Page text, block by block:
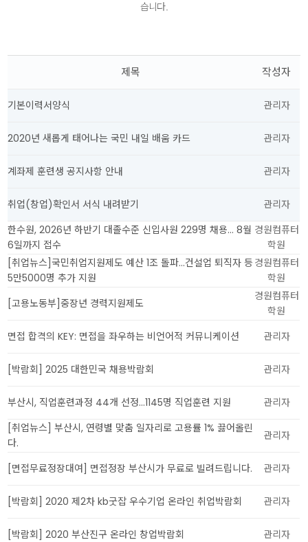
습니다.
제목 작성자
기본이력서양식 관리자
2020년 새롭게 태어나는 국민 내일 배움 카드 관리자
계좌제 훈련생 공지사항 안내 관리자
취업(창업)확인서 서식 내려받기
관리자
한수원, 2026년 하반기 대졸수준 신입사원 229명 채용… 8월
6일까지 접수
경원컴퓨터
학원
[취업뉴스]국민취업지원제도 예산 1조 돌파…건설업 퇴직자 등
5만5000명 추가 지원
경원컴퓨터
학원
[고용노동부]중장년 경력지원제도
경원컴퓨터
학원
면접 합격의 KEY: 면접을 좌우하는 비언어적 커뮤니케이션
관리자
[박람회] 2025 대한민국 채용박람회 관리자
부산시, 직업훈련과정 44개 선정…1145명 직업훈련 지원
관리자
[취업뉴스] 부산시, 연령별 맞춤 일자리로 고용률 1% 끓어올린
다.
관리자
[면접무료정장대여] 면접정장 부산시가 무료로 빌려드립니다. 관리자
[박람회] 2020 제2차 kb굿잡 우수기업 온라인 취업박람회 관리자
[박람회] 2020 부산진구 온라인 창업박람회 관리자